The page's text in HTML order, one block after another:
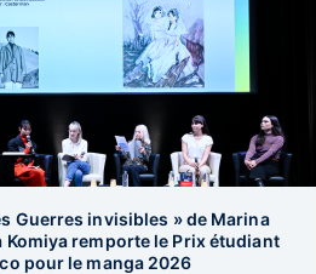
Guerres invisibles » de Marina
Komiya remporte le Prix étudiant
pour le manga 2026